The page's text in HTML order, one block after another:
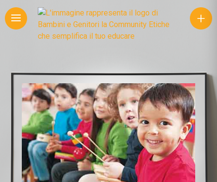
+